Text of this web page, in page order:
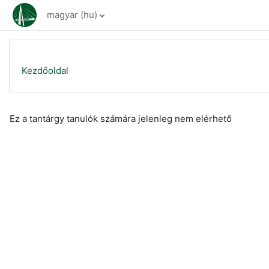
Tovább a fő tartalomhoz
magyar ‎(hu)‎
Kezdőoldal
Ez a tantárgy tanulók számára jelenleg nem elérhető